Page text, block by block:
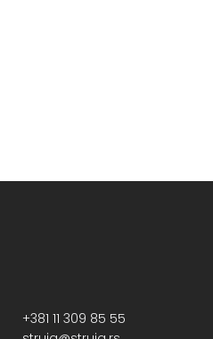
+381 11 309 85 55